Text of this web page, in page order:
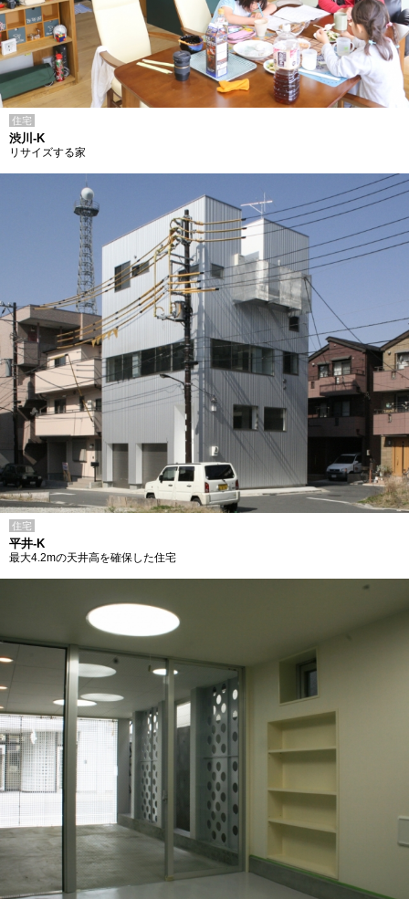
住宅
渋川-K
リサイズする家
住宅
平井-K
最大4.2mの天井高を確保した住宅